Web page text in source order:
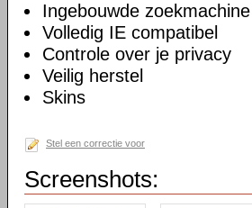
Ingebouwde zoekmachine
Volledig IE compatibel
Controle over je privacy
Veilig herstel
Skins
Stel een correctie voor
Screenshots: